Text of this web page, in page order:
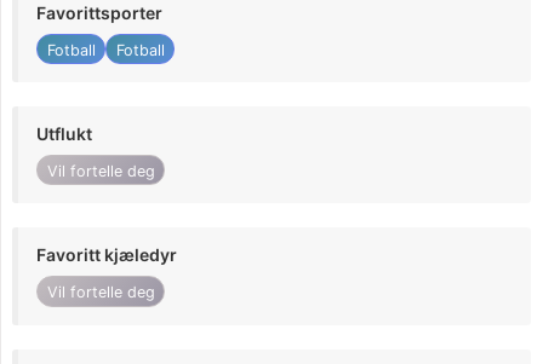
Favorittsporter
Fotball Fotball
Utflukt
Vil fortelle deg
Favoritt kjæledyr
Vil fortelle deg